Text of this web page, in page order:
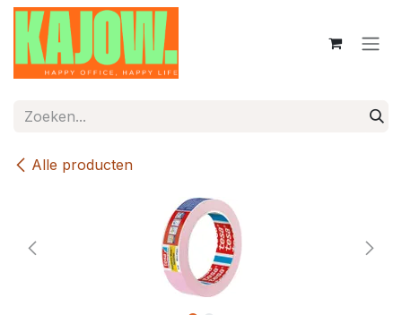
Overslaan naar inhoud
Alle producten